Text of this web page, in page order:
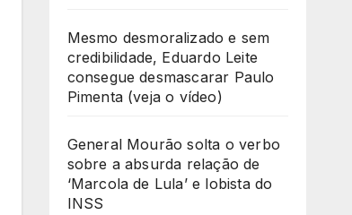
Mesmo desmoralizado e sem
credibilidade, Eduardo Leite
consegue desmascarar Paulo
Pimenta (veja o vídeo)
General Mourão solta o verbo
sobre a absurda relação de
‘Marcola de Lula’ e lobista do
INSS